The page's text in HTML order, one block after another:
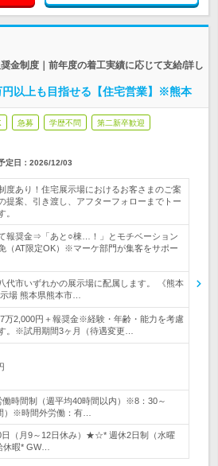
金制度｜前年度の着工実績に応じて支給/詳し
以上も目指せる【住宅営業】※熊本
急募 学歴不問 第二新卒歓迎
定日： 2026/12/03
度あり！住宅展示場におけるお客さまのご案
提案、引き渡し、アフターフォローまでトー
。
て報奨金⇒「あと○棟…！」とモチベーション
（AT限定OK）※マーケ部門が集客をサポー
代市いずれかの展示場に配属します。 《熊本
場 熊本県熊本市…
万2,000円＋報奨金※経験・年齢・能力を考慮
。※試用期間3ヶ月（待遇変更…
働時間制（週平均40時間以内）※8：30～
）※時間外労働：有…
（月9～12日休み）★☆* 週休2日制（水曜
休暇* GW…